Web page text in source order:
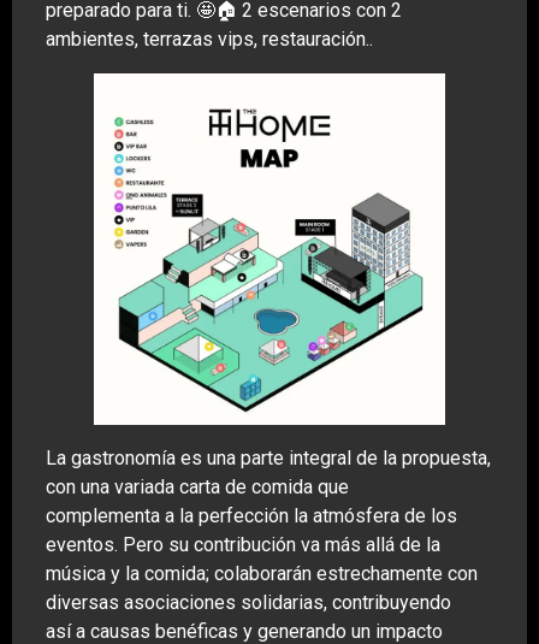
preparado para ti. 🤩🏠 2 escenarios con 2
ambientes, terrazas vips, restauración..
La gastronomía es una parte integral de la propuesta,
con una variada carta de comida que
complementa a la perfección la atmósfera de los
eventos. Pero su contribución va más allá de la
música y la comida; colaborarán estrechamente con
diversas asociaciones solidarias, contribuyendo
así a causas benéficas y generando un impacto